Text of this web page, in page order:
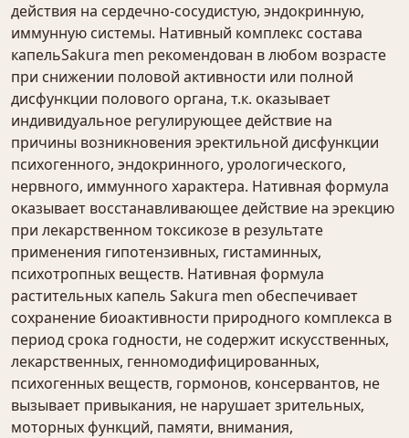
действия на сердечно-сосудистую, эндокринную,
иммунную системы. Нативный комплекс состава
капельSakura men рекомендован в любом возрасте
при снижении половой активности или полной
дисфункции полового органа, т.к. оказывает
индивидуальное регулирующее действие на
причины возникновения эректильной дисфункции
психогенного, эндокринного, урологического,
нервного, иммунного характера. Нативная формула
оказывает восстанавливающее действие на эрекцию
при лекарственном токсикозе в результате
применения гипотензивных, гистаминных,
психотропных веществ. Нативная формула
растительных капель Sakura men обеспечивает
сохранение биоактивности природного комплекса в
период срока годности, не содержит искусственных,
лекарственных, генномодифицированных,
психогенных веществ, гормонов, консервантов, не
вызывает привыкания, не нарушает зрительных,
моторных функций, памяти, внимания,